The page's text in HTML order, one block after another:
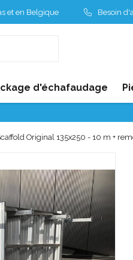
et en Belgique Besoin
d'échafaudage
Original 135x250 - 10 m +